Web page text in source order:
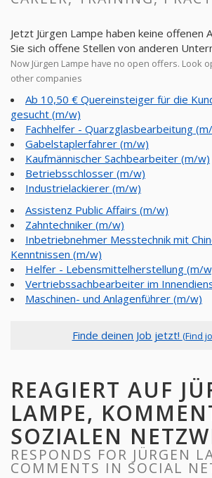
Jetzt Jürgen Lampe haben keine offenen
Sie sich offene Stellen von anderen
Now Jürgen Lampe have no open offers. Look
other companies
Ab 10,50 € Quereinsteiger für die
gesucht (m/w)
Fachhelfer - Quarzglasbearbeitung
Gabelstaplerfahrer (m/w)
Kaufmännischer Sachbearbeiter (m/w)
Betriebsschlosser (m/w)
Industrielackierer (m/w)
Assistenz Public Affairs (m/w)
Zahntechniker (m/w)
Inbetriebnehmer Messtechnik mit
Kenntnissen (m/w)
Helfer - Lebensmittelherstellung (m/
Vertriebssachbearbeiter im
Maschinen- und Anlagenführer (m/w)
Finde deinen Job jetzt! (Find
REAGIERT AUF
LAMPE,
SOZIALEN
RESPONDS FOR JÜRGEN
COMMENTS IN SOCIAL